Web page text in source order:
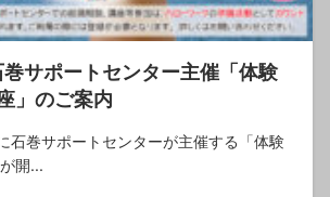
サポートセンター主催「体験
」のご案内
石巻サポートセンターが主催する「体験
開...